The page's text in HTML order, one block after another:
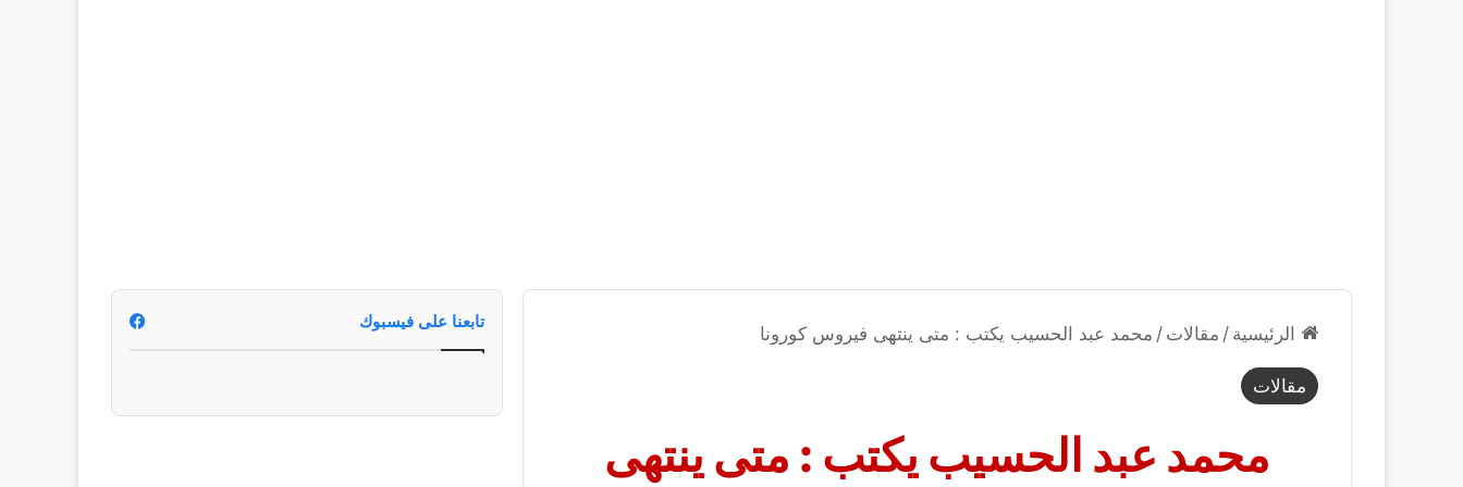
الرئيسية / مقالات / محمد عبد الحسيب يكتب : متى ينتهى فيروس كورونا
مقالات
محمد عبد الحسيب يكتب : متى ينتهى
تابعنا على فيسبوك